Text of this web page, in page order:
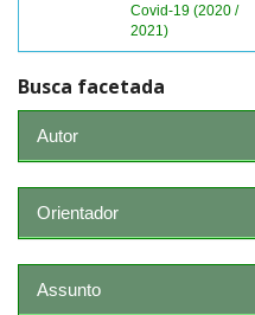
Covid-19 (2020 /
2021)
Busca facetada
Autor
Orientador
Assunto